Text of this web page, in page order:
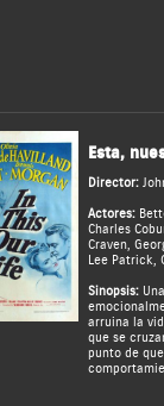
Esta,
Director:
Actores:
Charles
Craven,
Lee Patrick,
Sinopsis:
arruina la
que se
punto de